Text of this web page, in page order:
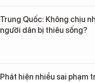
Trung Quốc: Không chịu
người dân bị thiêu sống?
Phát hiện nhiều sai phạm